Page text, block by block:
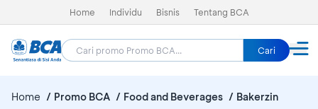
Home Individu Bisnis Tentang BCA
Cari
Home Promo BCA Food and Beverages Bakerzin